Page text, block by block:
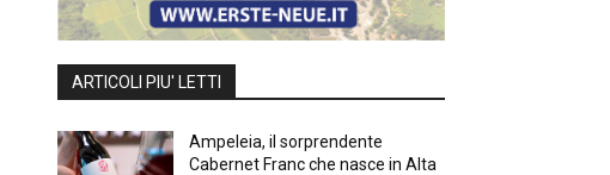
ARTICOLI PIU' LETTI
Ampeleia, il sorprendente
Cabernet Franc che nasce in Alta